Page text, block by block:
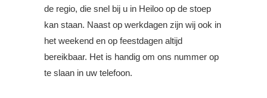
de regio, die snel bij u in Heiloo op de stoep
kan staan. Naast op werkdagen zijn wij ook in
het weekend en op feestdagen altijd
bereikbaar. Het is handig om ons nummer op
te slaan in uw telefoon.